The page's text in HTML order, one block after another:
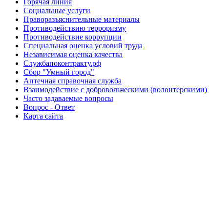
Горячая линия
Социальные услуги
Праворазъяснительные материалы
Противодействию терроризму
Противодействие коррупции
Специальная оценка условий труда
Независимая оценка качества
Службапоконтракту.рф
Сбор "Умный город"
Аптечная справочная служба
Взаимодействие с добровольческими
Часто задаваемые вопросы
Вопрос - Ответ
Карта сайта